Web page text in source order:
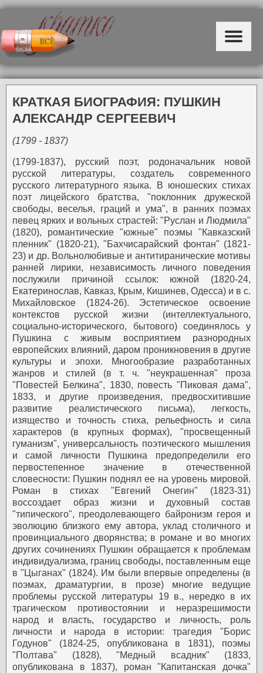
КРАТКАЯ БИОГРАФИЯ: ПУШКИН
АЛЕКСАНДР СЕРГЕЕВИЧ
(1799 - 1837)
(1799-1837), русский поэт, родоначальник новой
русской литературы, создатель современного
русского литературного языка. В юношеских стихах
поэт лицейского братства, "поклонник дружеской
свободы, веселья, граций и ума", в ранних поэмах
певец ярких и вольных страстей: "Руслан и Людмила"
(1820), романтические "южные" поэмы "Кавказский
пленник" (1820-21), "Бахчисарайский фонтан" (1821-
23) и др. Вольнолюбивые и антитиранические мотивы
ранней лирики, независимость личного поведения
послужили причиной ссылок: южной (1820-24,
Екатеринослав, Кавказ, Крым, Кишинев, Одесса) и в с.
Михайловское (1824-26). Эстетическое освоение
контекстов русской жизни (интеллектуального,
социально-исторического, бытового) соединялось у
Пушкина с живым восприятием разнородных
европейских влияний, даром проникновения в другие
культуры и эпохи. Многообразие разработанных
жанров и стилей (в т. ч. "неукрашенная" проза
"Повестей Белкина", 1830, повесть "Пиковая дама",
1833, и другие произведения, предвосхитившие
развитие реалистического письма), легкость,
изящество и точность стиха, рельефность и сила
характеров (в крупных формах), "просвещенный
гуманизм", универсальность поэтического мышления
и самой личности Пушкина предопределили его
первостепенное значение в отечественной
словесности: Пушкин поднял ее на уровень мировой.
Роман в стихах "Евгений Онегин" (1823-31)
воссоздает образ жизни и духовный состав
"типического", преодолевающего байронизм героя и
эволюцию близкого ему автора, уклад столичного и
провинциального дворянства; в романе и во многих
других сочинениях Пушкин обращается к проблемам
индивидуализма, границ свободы, поставленным еще
в "Цыганах" (1824). Им были впервые определены (в
поэмах, драматургии, в прозе) многие ведущие
проблемы русской литературы 19 в., нередко в их
трагическом противостоянии и неразрешимости
народ и власть, государство и личность, роль
личности и народа в истории: трагедия "Борис
Годунов" (1824-25, опубликована в 1831), поэмы
"Полтава" (1828), "Медный всадник" (1833,
опубликована в 1837), роман "Капитанская дочка"